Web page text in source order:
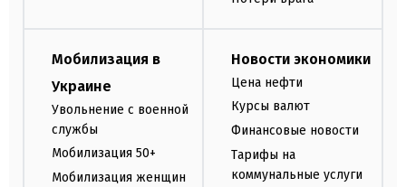
Мобилизация в
Украине
Увольнение с военной
службы
Мобилизация 50+
Мобилизация женщин
Новости экономики
Цена нефти
Курсы валют
Финансовые новости
Тарифы на
коммунальные услуги